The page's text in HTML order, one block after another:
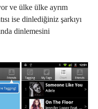
ve ülke ülke ayrım
ise dinlediğiniz şarkıyı
dinlemesini